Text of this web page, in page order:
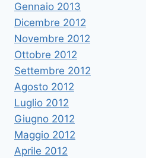
Gennaio 2013
Dicembre 2012
Novembre 2012
Ottobre 2012
Settembre 2012
Agosto 2012
Luglio 2012
Giugno 2012
Maggio 2012
Aprile 2012